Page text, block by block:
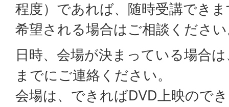
程度）であれば、随時受講でき
希望される場合はご相談くださ
日時、会場が決まっている場合
までにご連絡ください。
会場は、できればDVD上映ので